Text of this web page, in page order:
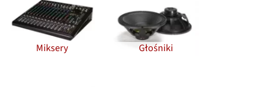
Miksery Głośniki